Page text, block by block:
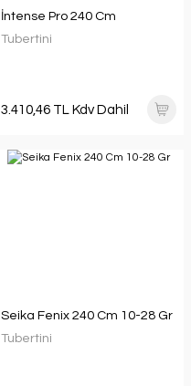
İntense Pro 240 Cm
Tubertini
3.410,46 TL Kdv Dahil
Seika Fenix 240 Cm 10-28 Gr
Tubertini